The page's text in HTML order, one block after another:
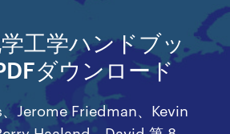
工学ハンドブッ
ダウンロード
Jerome Friedman、Kevin